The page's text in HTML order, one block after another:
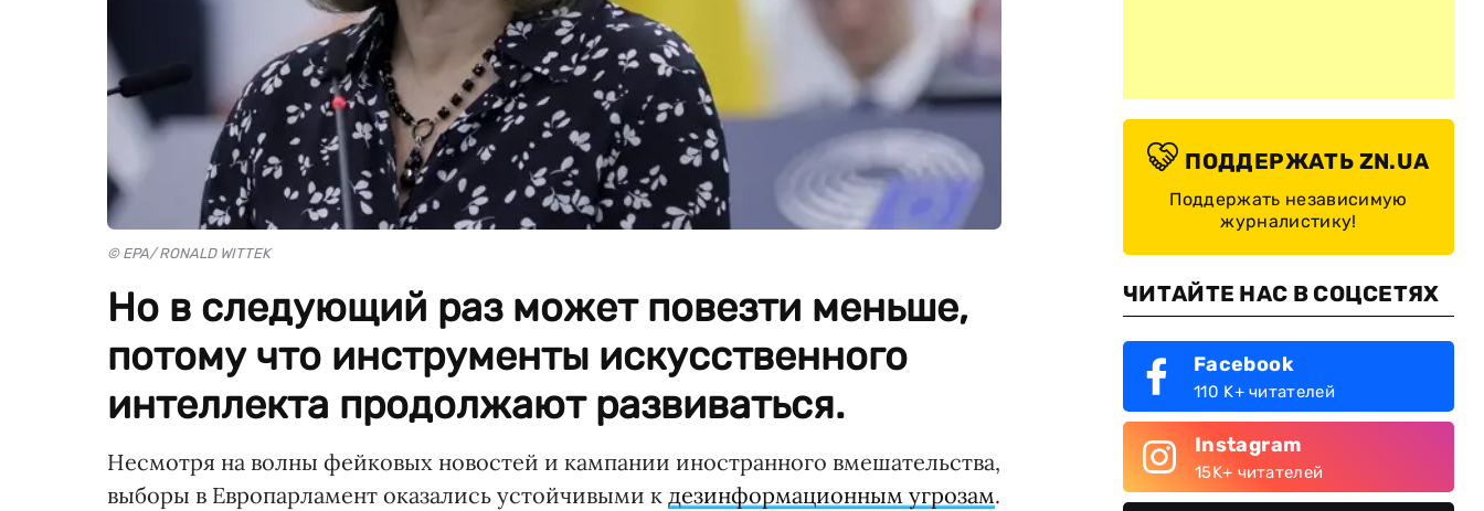
© EPA/ RONALD WITTEK
Но в следующий раз может повезти меньше,
потому что инструменты искусственного
интеллекта продолжают развиваться.
Несмотря на волны фейковых новостей и кампании иностранного вмешательства,
выборы в Европарламент оказались устойчивыми к дезинформационным угрозам.
ПОДДЕРЖАТЬ ZN.UA
Поддержать независимую
журналистику!
ЧИТАЙТЕ НАС В СОЦСЕТЯХ
Facebook
110 K+ читателей
Instagram
15K+ читателей